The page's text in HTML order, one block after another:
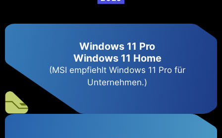
Windows 11 Pro
Windows 11 Home
(MSI empfiehlt Windows 11 Pro für
Unternehmen.)